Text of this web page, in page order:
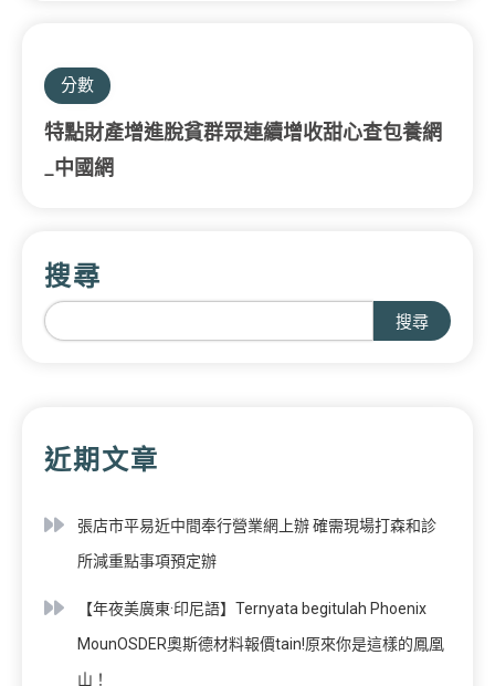
分數
特點財產增進脫貧群眾連續增收甜心查包養網
_中國網
搜尋
搜尋
近期文章
張店市平易近中間奉行營業網上辦 確需現場打森和診
所減重點事項預定辦
【年夜美廣東·印尼語】Ternyata begitulah Phoenix
MounOSDER奧斯德材料報價tain!原來你是這樣的鳳凰
山！